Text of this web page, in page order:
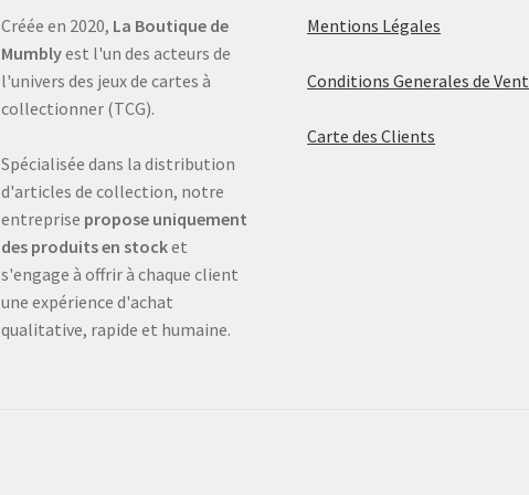
Créée en 2020, La Boutique de
Mumblyest l'un des acteurs de
l'univers des jeux de cartes à
collectionner (TCG).
Spécialisée dans la distribution
d'articles de collection, notre
entreprise propose uniquement
des produits en stocket
s'engage à offrir à chaque client
une expérience d'achat
qualitative, rapide et humaine.
Mentions Légales
Conditions Generales de
Carte des Clients